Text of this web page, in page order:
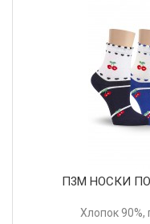
П3М НОСКИ
Хлопок 90%,